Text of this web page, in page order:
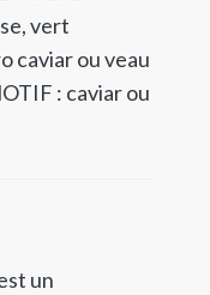
vert
caviar ou veau
: caviar ou
un